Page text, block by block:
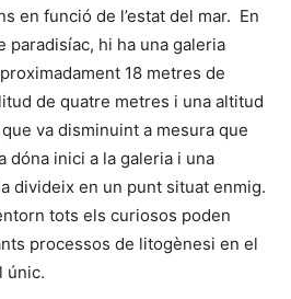
en funció de l’estat del mar. En
paradisíac, hi ha una galeria
18 metres de
de quatre metres i una altitud
va disminuint a mesura que
dóna inici a la galeria i una
divideix en un punt situat enmig.
tots els curiosos poden
processos de litogènesi en el
únic.